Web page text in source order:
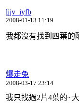
ljjv_iyfb
2008-01-13 11:19
我都沒有找到四葉的
爆走兔
2008-03-17 23:14
我只找過2片4葉的~